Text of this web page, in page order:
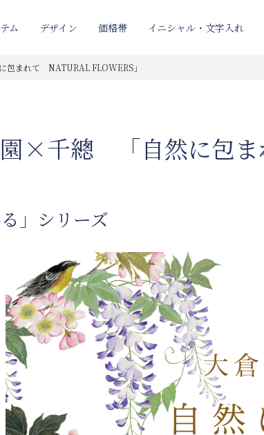
ム デザイン 価格帯 イニシャル・文字入れ
まれて NATURAL FLOWERS」
×千總 「自然に包
る」シリーズ